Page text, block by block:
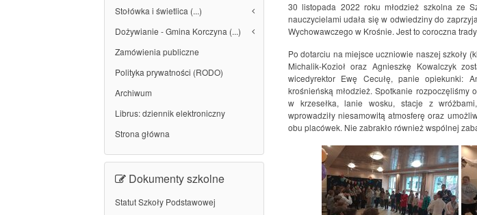
30 listopada 2022 roku młodzież szkolna ze
nauczycielami udała się w odwiedziny do
Wychowawczego w Krośnie. Jest to coroczna
Po dotarciu na miejsce uczniowie naszej szkoły
Michalik-Kozioł oraz Agnieszkę Kowalczyk
wicedyrektor Ewę Cecułę, panie opiekunki:
krośnieńską młodzież. Spotkanie rozpoczęliśmy
w krzesełka, lanie wosku, stacje z
wprowadziły niesamowitą atmosferę oraz
obu placówek. Nie zabrakło również wspólnej
Stołówka i świetlica (...)
Dożywianie - Gmina Korczyna (...)
Zamówienia publiczne
Polityka prywatności (RODO)
Archiwum
Librus: dziennik elektroniczny
Strona główna
Dokumenty szkolne
Statut Szkoły Podstawowej